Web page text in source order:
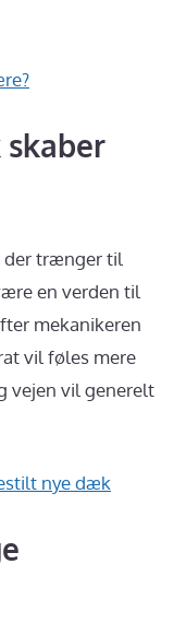
der trænger til
en verden til
mekanikeren
vil føles mere
vejen vil generelt
nye dæk